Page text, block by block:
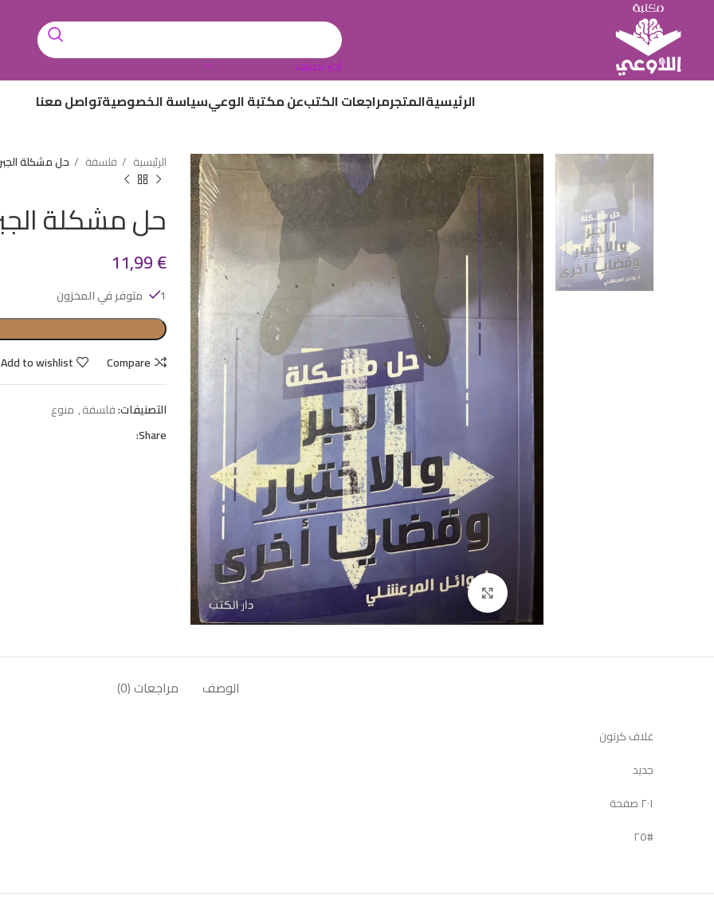
أختر تصنيف
الرئيسيةالمتجرمراجعات الكتبعن مكتبة الوعيسياسة الخصوصيةتواصل معنا
Click to enlarge
الرئيسية فلسفة حل مشكلة
حل مشكلة
11,99€
1 متوفر في المخزون
Compare
Add to wishlist
التصنيفات:فلسفة, منوع
Share:
الوصف مراجعات (0)
غلاف كرتون
جديد
٢٠١ صفحة
#٢٥